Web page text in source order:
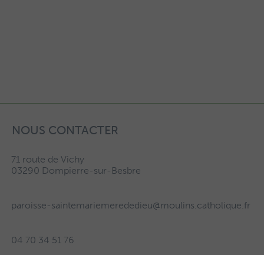
NOUS CONTACTER
71 route de Vichy
03290 Dompierre-sur-Besbre
paroisse-saintemariemerededieu@moulins.catholique.fr
04 70 34 51 76